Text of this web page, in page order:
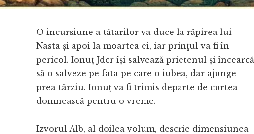
O incursiune a tătarilor va duce la răpirea lui
Nasta și apoi la moartea ei, iar prinţul va fi în
pericol. Ionuț Jder își salvează prietenul și încearcă
să o salveze pe fata pe care o iubea, dar ajunge
prea târziu. Ionuț va fi trimis departe de curtea
domnească pentru o vreme.
Izvorul Alb, al doilea volum, descrie dimensiunea